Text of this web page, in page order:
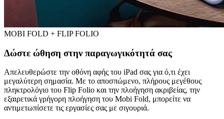
MOBI FOLD + FLIP FOLIO
Δώστε ώθηση στην παραγωγικότητά σας
Απελευθερώστε την οθόνη αφής του iPad σας για ό,τι έχει
μεγαλύτερη σημασία. Με το αποσπώμενο, πλήρους μεγέθους
πληκτρολόγιο του Flip Folio και την πλοήγηση ακριβείας, την
εξαιρετικά γρήγορη πλοήγηση του Mobi Fold, μπορείτε να
αντιμετωπίσετε τις εργασίες σας με σιγουριά.